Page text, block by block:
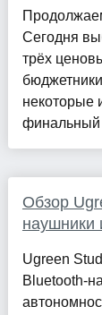
Сегодня
трёх
некоторые
финальный
Обзор
наушники
Ugreen
Bluetooth-